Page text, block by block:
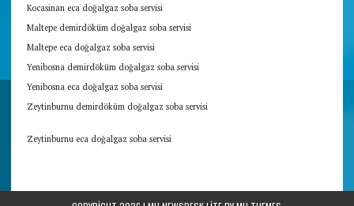
Kocasinan eca doğalgaz soba servisi
Maltepe demirdöküm doğalgaz soba servisi
Maltepe eca doğalgaz soba servisi
Yenibosna demirdöküm doğalgaz soba servisi
Yenibosna eca doğalgaz soba servisi
Zeytinburnu demirdöküm doğalgaz soba servisi
Zeytinburnu eca doğalgaz soba servisi